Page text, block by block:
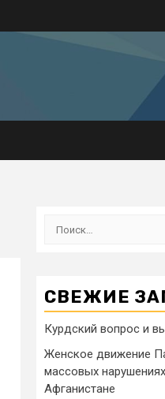
СВЕЖИЕ
Курдский вопрос и
Женское движение
массовых
Афганистане